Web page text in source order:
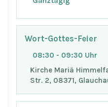
Wort-Gottes-Feier
08:30 - 09:30 Uhr
Kirche Mariä
Str. 2, 08371,